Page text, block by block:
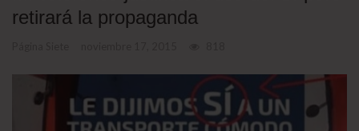
retirará la propaganda